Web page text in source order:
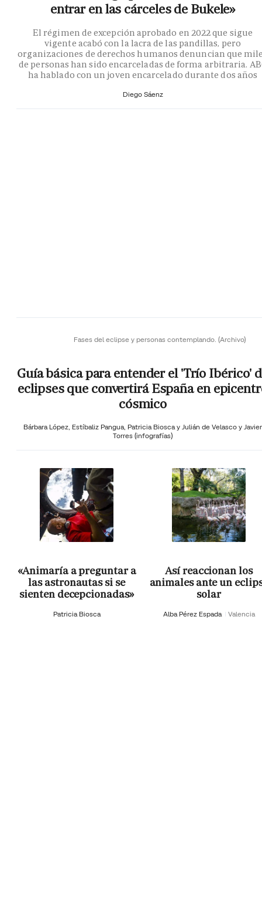
entrar en las cárceles de Bukele»
El régimen de excepción aprobado en 2022 que sigue
vigente acabó con la lacra de las pandillas, pero
organizaciones de derechos humanos denuncian que
de personas han sido encarceladas de forma arbitraria.
ha hablado con un joven encarcelado durante dos años
Diego Sáenz
Fases del eclipse y personas contemplando. (Archivo)
Guía básica para entender el 'Trío Ibérico'
eclipses que convertirá España en
cósmico
Bárbara López, Estíbaliz Pangua, Patricia Biosca y Julián de Velasco y Javier
Torres (infografías)
«Animaría a preguntar a
las astronautas si se
sienten decepcionadas»
Patricia Biosca
Así reaccionan los
animales ante un
solar
Alba Pérez Espada Valencia